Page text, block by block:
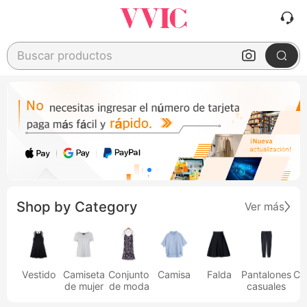
Buscar productos
Shop by Category Ver más
Vestido
Camiseta
de mujer
Conjunto
de moda
Camisa Falda
Pantalones
casuales